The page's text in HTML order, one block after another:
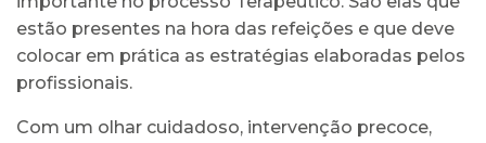
estão presentes na hora das refeições e que deve
colocar em prática as estratégias elaboradas pelos
profissionais.
Com um olhar cuidadoso, intervenção precoce,